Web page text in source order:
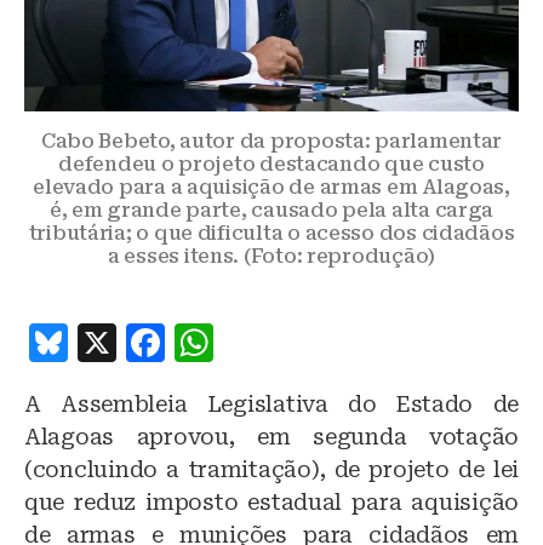
Cabo Bebeto, autor da proposta: parlamentar
defendeu o projeto destacando que custo
elevado para a aquisição de armas em Alagoas,
é, em grande parte, causado pela alta carga
tributária; o que dificulta o acesso dos cidadãos
a esses itens. (Foto: reprodução)
B
e
s
k
X
F
c
e
b
at
s
A
A Assembleia Legislativa do Estado de
Alagoas aprovou, em segunda votação
(concluindo a tramitação), de projeto de lei
que reduz imposto estadual para aquisição
de armas e munições para cidadãos em